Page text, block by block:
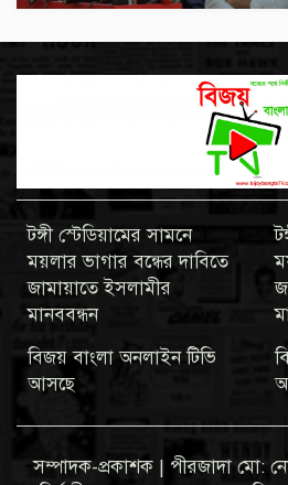
টঙ্গী স্টেডিয়ামের সামনে
ময়লার ভাগার বন্ধের দাবিতে
জামায়াতে ইসলামীর
মানববন্ধন
বিজয় বাংলা অনলাইন টিভি
আসছে
সম্পাদক-প্রকাশক | পীরজাদা